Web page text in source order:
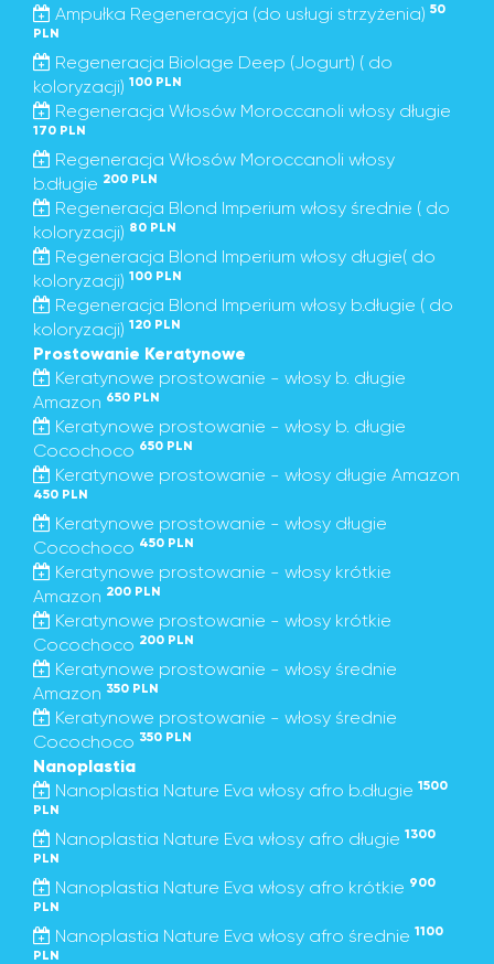
Ampułka Regeneracyja (do usługi strzyżenia) 50
PLN
Regeneracja Biolage Deep (Jogurt) ( do
koloryzacji) 100 PLN
Regeneracja Włosów Moroccanoli włosy długie
170 PLN
Regeneracja Włosów Moroccanoli włosy
b.długie 200 PLN
Regeneracja Blond Imperium włosy średnie ( do
koloryzacji) 80 PLN
Regeneracja Blond Imperium włosy długie( do
koloryzacji) 100 PLN
Regeneracja Blond Imperium włosy b.długie ( do
koloryzacji) 120 PLN
Prostowanie Keratynowe
Keratynowe prostowanie - włosy b. długie
Amazon 650 PLN
Keratynowe prostowanie - włosy b. długie
Cocochoco 650 PLN
Keratynowe prostowanie - włosy długie Amazon
450 PLN
Keratynowe prostowanie - włosy długie
Cocochoco 450 PLN
Keratynowe prostowanie - włosy krótkie
Amazon 200 PLN
Keratynowe prostowanie - włosy krótkie
Cocochoco 200 PLN
Keratynowe prostowanie - włosy średnie
Amazon 350 PLN
Keratynowe prostowanie - włosy średnie
Cocochoco 350 PLN
Nanoplastia
Nanoplastia Nature Eva włosy afro b.długie 1500
PLN
Nanoplastia Nature Eva włosy afro długie 1300
PLN
Nanoplastia Nature Eva włosy afro krótkie 900
PLN
Nanoplastia Nature Eva włosy afro średnie 1100
PLN